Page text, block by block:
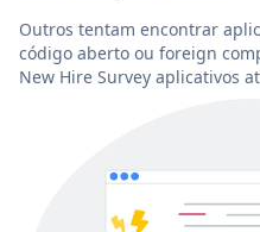
Outros tentam encontrar
código aberto ou foreign
New Hire Survey aplicativos